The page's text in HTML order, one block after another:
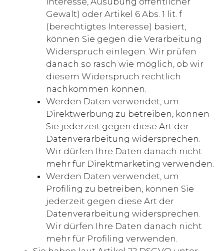
Gewalt) oder Artikel 6 Abs. 1 lit. f
(berechtigtes Interesse) basiert,
können Sie gegen die Verarbeitung
Widerspruch einlegen. Wir prüfen
danach so rasch wie möglich, ob wir
diesem Widerspruch rechtlich
nachkommen können.
Werden Daten verwendet, um
Direktwerbung zu betreiben, können
Sie jederzeit gegen diese Art der
Datenverarbeitung widersprechen.
Wir dürfen Ihre Daten danach nicht
mehr für Direktmarketing verwenden.
Werden Daten verwendet, um
Profiling zu betreiben, können Sie
jederzeit gegen diese Art der
Datenverarbeitung widersprechen.
Wir dürfen Ihre Daten danach nicht
mehr für Profiling verwenden.